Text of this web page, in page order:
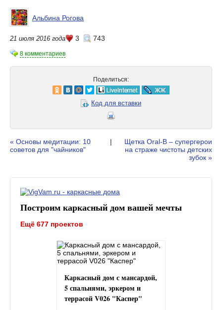
Альбина Рогова
21 июля 2016 года 3 743
8 комментариев
Поделиться:
Код для вставки
« Основы медитации: 10
советов для "чайников"
|
Щетка Oral-B – супергерои
на страже чистоты детских
зубок »
Построим каркасный дом вашей мечты
Ещё 677 проектов
Каркасный дом с мансардой,
5 спальнями, эркером и
террасой V026 "Каспер"